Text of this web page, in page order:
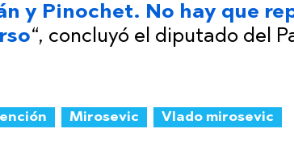
y Pinochet. No hay que
“, concluyó el diputado del
Mirosevic Vlado mirosevic